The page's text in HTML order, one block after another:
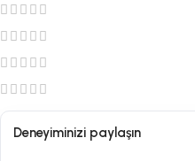
Deneyiminizi paylaşın